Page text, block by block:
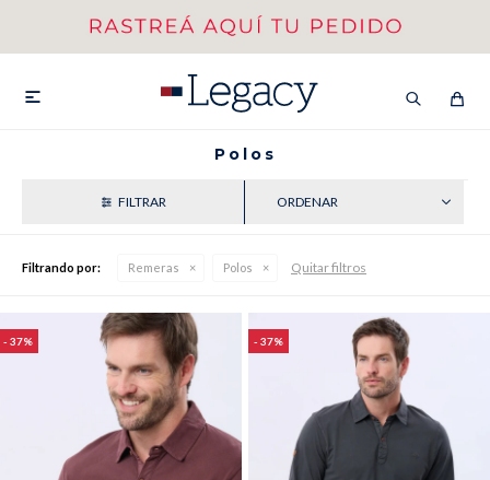

Polos
Filtrando por: Remeras Polos Quitar filtros
37 37
VER COLECCIÓN DE HOMBRE
Remeras Camisas